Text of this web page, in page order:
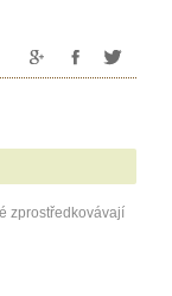
zprostředkovávají